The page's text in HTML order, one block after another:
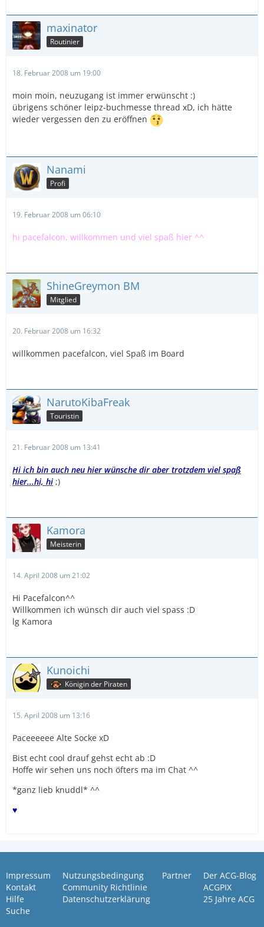
maxinator
Routinier
18. Februar 2008 um 19:00
moin moin, neuzugang ist immer erwünscht :)
übrigens schöner leipz-buchmesse thread xD, ich hätte
wieder vergessen den zu eröffnen
Nanami
Profi
19. Februar 2008 um 06:10
hi pacefalcon, willkommen und viel spaß hier ^^
ShineGreymon BM
Mitglied
20. Februar 2008 um 16:32
willkommen pacefalcon, viel Spaß im Board
NarutoKibaFreak
Touristin
21. Februar 2008 um 13:41
Hi ich bin auch neu hier wünsche dir aber trotzdem viel spaß
hier...hi, hi ;)
Kamora
Meisterin
14. April 2008 um 21:02
Hi Pacefalcon^^
Willkommen ich wünsch dir auch viel spass :D
lg Kamora
Kunoichi
Königin der Piraten
15. April 2008 um 13:16
Paceeeeee Alte Socke xD
Bist echt cool drauf gehst echt ab :D
Hoffe wir sehen uns noch öfters ma im Chat ^^
*ganz lieb knuddl* ^^
♥
Impressum
Kontakt
Hilfe
Suche
Nutzungsbedingung
Community Richtlinie
Datenschutzerklärung
Partner
Der ACG-Blog
ACGPIX
25 Jahre ACG